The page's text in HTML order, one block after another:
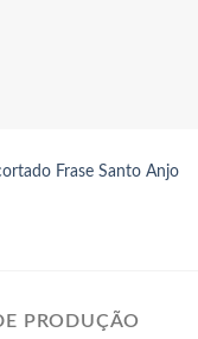
Frase Santo Anjo
PRODUÇÃO